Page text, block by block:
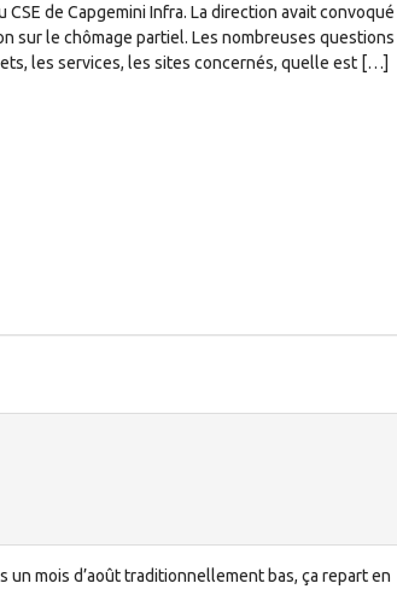
de Capgemini Infra. La direction avait
sur le chômage partiel. Les nombreuses
les services, les sites concernés, quelle est […]
un mois d’août traditionnellement bas, ça repart en